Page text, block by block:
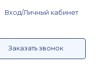
Вход/Личный кабинет
Заказать звонок